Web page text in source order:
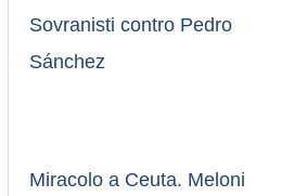
Sovranisti contro Pedro
Sánchez
Miracolo a Ceuta. Meloni